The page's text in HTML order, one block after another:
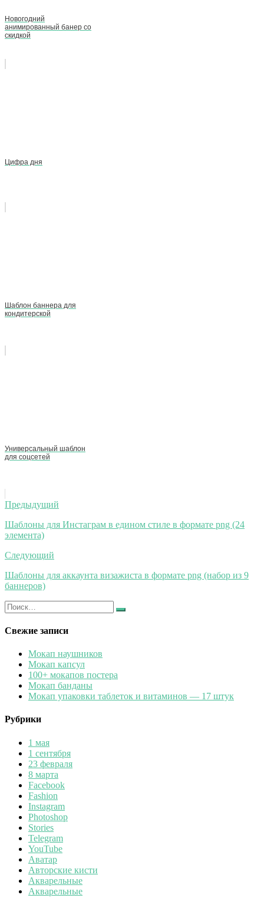
Новогодний
анимированный банер со
скидкой
Цифра дня
Шаблон баннера для
кондитерской
Универсальный шаблон
для соцсетей
Навигация
по
записям
Предыдущий
Шаблоны для Инстаграм в едином стиле в формате png (24
элемента)
Следующий
Шаблоны для аккаунта визажиста в формате png (набор из 9
баннеров)
Искать:
Найти
Свежие записи
Мокап наушников
Мокап капсул
100+ мокапов постера
Мокап банданы
Мокап упаковки таблеток и витаминов — 17 штук
Рубрики
1 мая
1 сентября
23 февраля
8 марта
Facebook
Fashion
Instagram
Photoshop
Stories
Telegram
YouTube
Аватар
Авторские кисти
Акварельные
Акварельные